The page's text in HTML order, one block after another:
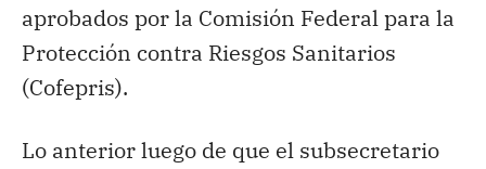
aprobados por la Comisión Federal para la
Protección contra Riesgos Sanitarios
(Cofepris).
Lo anterior luego de que el subsecretario